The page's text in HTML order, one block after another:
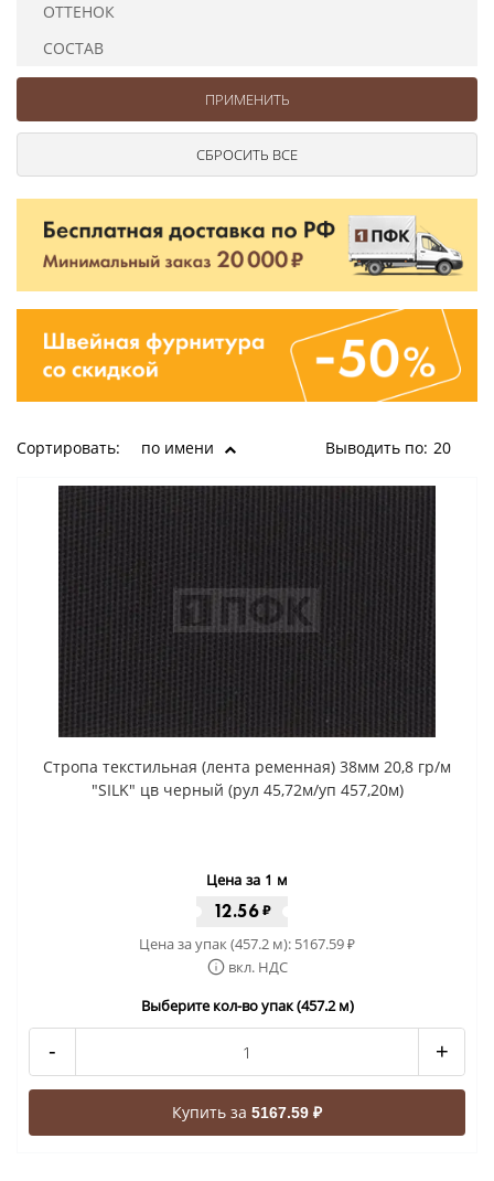
ОТТЕНОК
СОСТАВ
Сортировать: по имени Выводить по: 20
Стропа текстильная (лента ременная) 38мм 20,8 гр/м
"SILK" цв черный (рул 45,72м/уп 457,20м)
Цена за 1 м
12.56 ₽
Цена за упак (457.2 м): 5167.59₽
вкл. НДС
Выберите кол-во упак (457.2 м)
- +
Купить за 5167.59 ₽
Ушковые
Шторные
Цепочки шарики с замком
Ткани
Шнуры